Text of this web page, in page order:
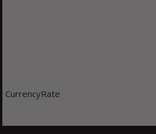
CurrencyRate